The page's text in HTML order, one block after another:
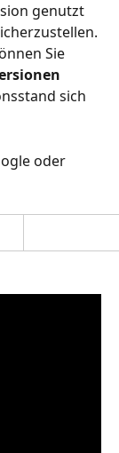
genutzt
Sie
sich
oder